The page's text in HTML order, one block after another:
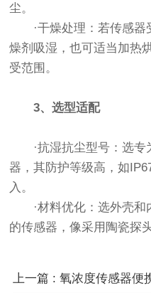
尘。
·干燥处理：若传感
燥剂吸湿，也可适当加热
受范围。
3、选型适配
·抗湿抗尘型号：选
器，其防护等级高，如
入。
·材料优化：选外壳
的传感器，像采用陶瓷探